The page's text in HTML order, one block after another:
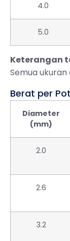
4.0
5.0
Keterangan
Semua
Berat per
Diameter
(mm)
2.0
2.6
3.2